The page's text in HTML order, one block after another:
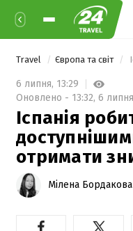
Travel Європа та світ
6 липня, 13:29
Оновлено - 13:32, 6 липня
Іспанія
отримати
Мілена Бордакова